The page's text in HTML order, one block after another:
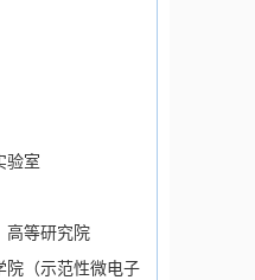
验室
高等研究院
（示范性微电子